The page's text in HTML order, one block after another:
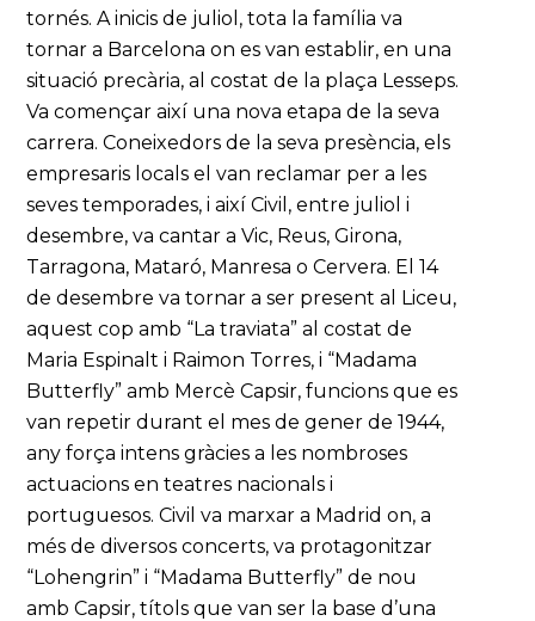
tornés. A inicis de juliol, tota la família va
tornar a Barcelona on es van establir, en una
situació precària, al costat de la plaça Lesseps.
Va començar així una nova etapa de la seva
carrera. Coneixedors de la seva presència, els
empresaris locals el van reclamar per a les
seves temporades, i així Civil, entre juliol i
desembre, va cantar a Vic, Reus, Girona,
Tarragona, Mataró, Manresa o Cervera. El 14
de desembre va tornar a ser present al Liceu,
aquest cop amb “La traviata” al costat de
Maria Espinalt i Raimon Torres, i “Madama
Butterfly” amb Mercè Capsir, funcions que es
van repetir durant el mes de gener de 1944,
any força intens gràcies a les nombroses
actuacions en teatres nacionals i
portuguesos. Civil va marxar a Madrid on, a
més de diversos concerts, va protagonitzar
“Lohengrin” i “Madama Butterfly” de nou
amb Capsir, títols que van ser la base d’una